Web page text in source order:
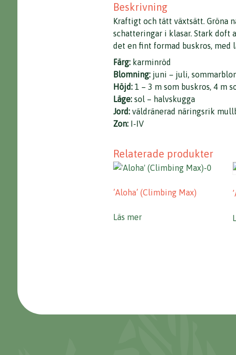
Beskrivning
Kraftigt och tätt växtsätt. Gröna
schatteringar i klasar. Stark doft
det en fint formad buskros,
Färg: karminröd
Blomning: juni – juli,
Höjd: 1 – 3 m som buskros, 4 m
Läge: sol – halvskugga
Jord: väldränerad näringsrik
Zon: I-IV
Relaterade produkter
’Aloha’ (Climbing Max)
Läs mer